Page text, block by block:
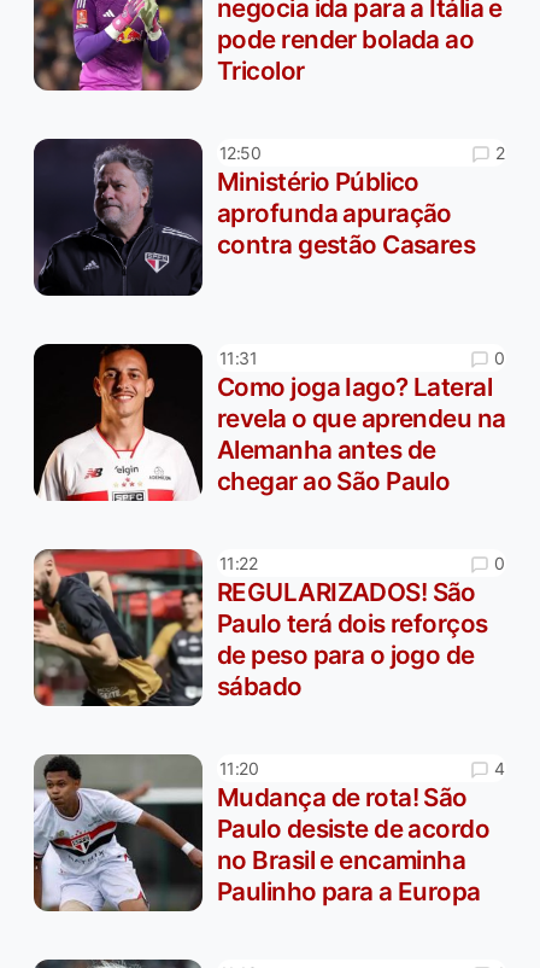
negocia ida para a Itália e
pode render bolada ao
Tricolor
12:50 2
Ministério Público
aprofunda apuração
contra gestão Casares
11:31 0
Como joga Iago? Lateral
revela o que aprendeu na
Alemanha antes de
chegar ao São Paulo
11:22 0
REGULARIZADOS! São
Paulo terá dois reforços
de peso para o jogo de
sábado
11:20 4
Mudança de rota! São
Paulo desiste de acordo
no Brasil e encaminha
Paulinho para a Europa